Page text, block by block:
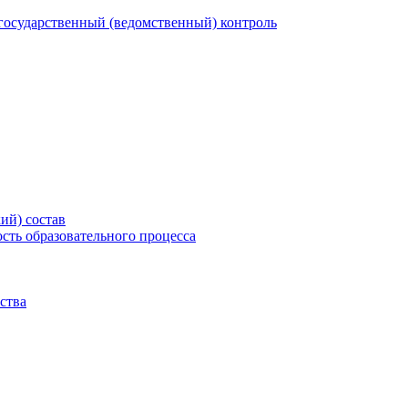
(ведомственный) контроль
состав
образовательного процесса